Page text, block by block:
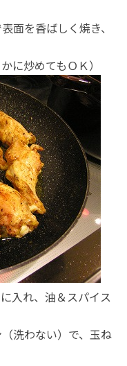
面を香ばしく焼き、
炒めてもＯＫ）
入れ、油＆スパイス
洗わない）で、玉ね